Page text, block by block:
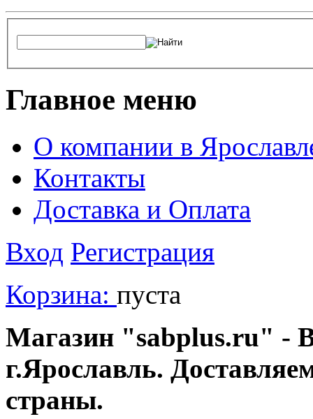
Главное меню
О компании в
Контакты
Доставка и Оплата
Вход Регистрация
Корзина: пуста
Магазин "sabplus.ru" -
г.Ярославль.
страны.